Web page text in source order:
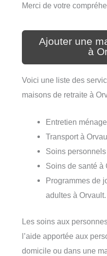
Merci de votre
Ajouter une
à
Voici une liste des
maisons de retraite à
Entretien
Transport à
Soins
Soins de santé à
Programmes de
adultes à Orvault.
Les soins aux
l’aide apportée aux
domicile ou dans une